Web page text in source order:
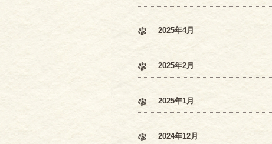
2025年4月
2025年2月
2025年1月
2024年12月